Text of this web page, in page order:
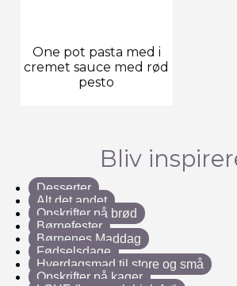
One pot pasta med i
cremet sauce med rød
pesto
Bliv
Desserter
Alt det andet
Opskrifter på brød
Børnefester
Børnenes Maddag
Fødselsdage
Hverdagsmad til store og små
Opskrifter på kager